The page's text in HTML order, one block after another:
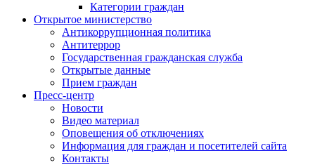
Категории граждан
Открытое министерство
Антикоррупционная политика
Антитеррор
Государственная гражданская служба
Открытые данные
Прием граждан
Пресс-центр
Новости
Видео материал
Оповещения об отключениях
Информация для граждан и посетителей сайта
Контакты